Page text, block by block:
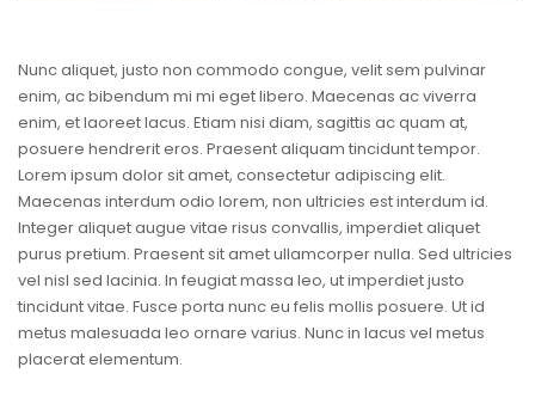
Nunc aliquet, justo non commodo congue, velit sem pulvinar
enim, ac bibendum mi mi eget libero. Maecenas ac viverra
enim, et laoreet lacus. Etiam nisi diam, sagittis ac quam at,
posuere hendrerit eros. Praesent aliquam tincidunt tempor.
Lorem ipsum dolor sit amet, consectetur adipiscing elit.
Maecenas interdum odio lorem, non ultricies est interdum id.
Integer aliquet augue vitae risus convallis, imperdiet aliquet
purus pretium. Praesent sit amet ullamcorper nulla. Sed ultricies
vel nisl sed lacinia. In feugiat massa leo, ut imperdiet justo
tincidunt vitae. Fusce porta nunc eu felis mollis posuere. Ut id
metus malesuada leo ornare varius. Nunc in lacus vel metus
placerat elementum.